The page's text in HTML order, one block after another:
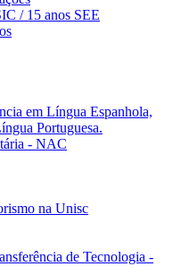
/ 15 anos SEE
em Língua Espanhola,
Portuguesa.
- NAC
na Unisc
de Tecnologia -